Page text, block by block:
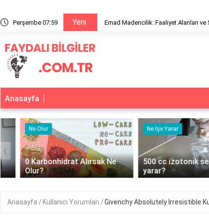
Perşembe 07:59 Yeni
Emad Madencilik: Faaliyet Alanları ve Sektördeki Yeri
Anasayfa
Ne Olur
0 Karbonhidrat Alırsak Ne
Olur?
Ne İşe Yarar
500 cc izotonik serum
yarar?
‹
Anasayfa Kullanıcı Yorumları Givenchy Absolutely İrresistible